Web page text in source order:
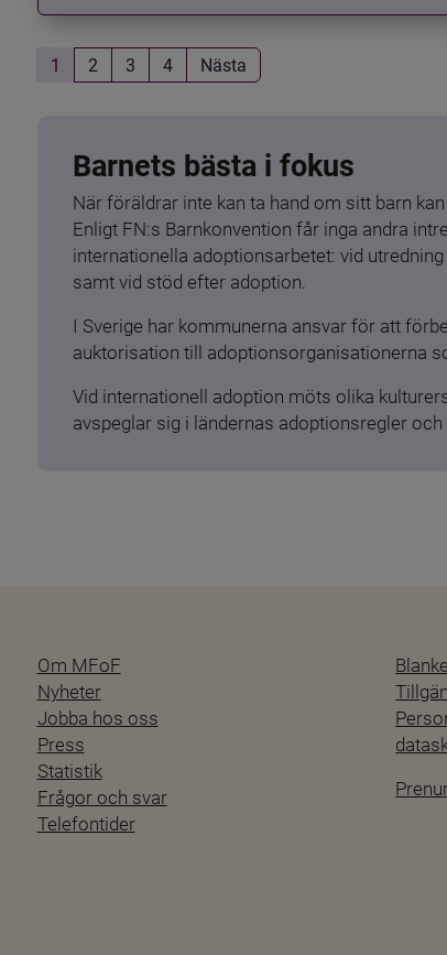
1 2 3 4 Nästa
Barnets bästa i fokus
När föräldrar inte kan ta hand om sitt barn
Enligt FN:s Barnkonvention får inga andra
internationella adoptionsarbetet: vid
samt vid stöd efter adoption.
I Sverige har kommunerna ansvar för att
auktorisation till adoptionsorganisationerna
Vid internationell adoption möts olika
avspeglar sig i ländernas adoptionsregler och
Om MFoF
Nyheter
Jobba hos oss
Press
Statistik
Frågor och svar
Telefontider